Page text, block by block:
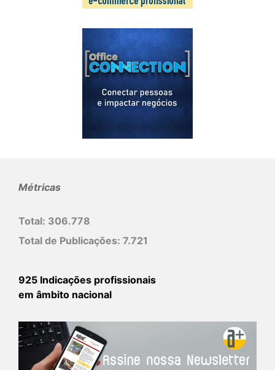
Métricas
Total: 306.778
Total de Publicações: 7.721
925 Indicações profissionais
em âmbito nacional